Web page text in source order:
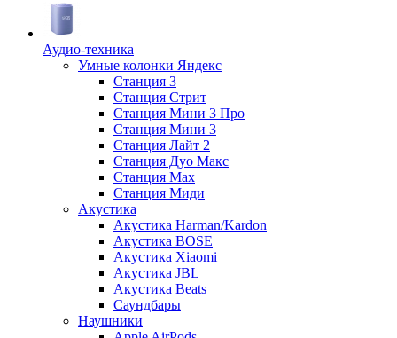
Аудио-техника
Умные колонки Яндекс
Станция 3
Станция Стрит
Станция Мини 3 Про
Станция Мини 3
Станция Лайт 2
Станция Дуо Макс
Станция Max
Станция Миди
Акустика
Акустика Harman/Kardon
Акустика BOSE
Акустика Xiaomi
Акустика JBL
Акустика Beats
Саундбары
Наушники